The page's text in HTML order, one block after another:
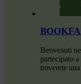
Benvenuti
partecipato
troverete